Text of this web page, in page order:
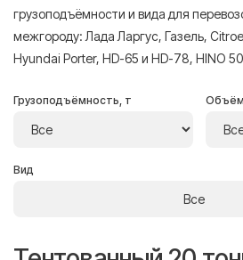
грузоподъёмности и вида для
межгороду: Лада Ларгус, Газель,
Hyundai Porter, HD-65 и HD-78, HINO
Грузоподъёмность, т
Вид